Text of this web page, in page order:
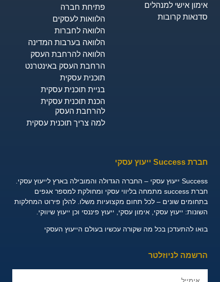
אימון אישי למנהלים
סדנאות קרובות
פתיחת חברה
הלוואות לעסקים​
הלוואה לחברות
הלוואה בערבות המדינה
הלוואה להרחבת העסק
הרחבת העסק באינטרנט
תוכנית עסקית
בניית תוכנית עסקית
הכנת תוכנית עסקית
להרחבת העסק
למה צריך תוכנית עסקית
חברת Success ייעוץ עסקי
Success ייעוץ עסקי – החברה הגדולה והמובילה בארץ לייעוץ עסקי.
חברת success מתמחה בליווי עסקי ומחולקת למספר אגפים
בתחומים שונים – לכל תחום מקצועיות משלו. להלן פירוט המחלקות
השונות: ייעוץ עסקי, אימון עסקי, ייעוץ פיננסי וכן ייעוץ שיווקי.
בואו להתעדכן בכל מה שקורה עכשיו בעולם הייעוץ העסקי
הרשמה לניוזלטר